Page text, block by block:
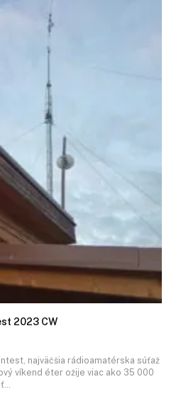
2023 CW
najväčšia rádioamatérska súťaž
víkend éter ožije viac ako 35 000